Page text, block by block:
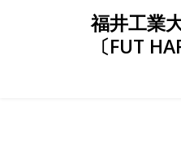
福井工業
〔FUT